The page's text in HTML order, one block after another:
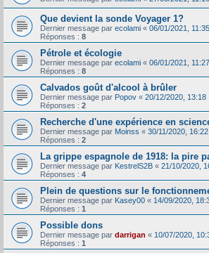
Que devient la sonde Voyager 1?
Dernier message par ecolami « 06/01/2021, 11:35
Réponses : 8
Pétrole et écologie
Dernier message par ecolami « 06/01/2021, 11:27
Réponses : 8
Calvados goût d'alcool à brûler
Dernier message par Popov « 20/12/2020, 13:18
Réponses : 2
Recherche d'une expérience en
Dernier message par Moinss « 30/11/2020, 16:22
Réponses : 2
La grippe espagnole de 1918: la pire
Dernier message par KestrelS2B « 21/10/2020,
Réponses : 4
Plein de questions sur le
Dernier message par Kasey00 « 14/09/2020,
Réponses : 1
Possible dons
Dernier message par darrigan « 10/07/2020,
Réponses : 1